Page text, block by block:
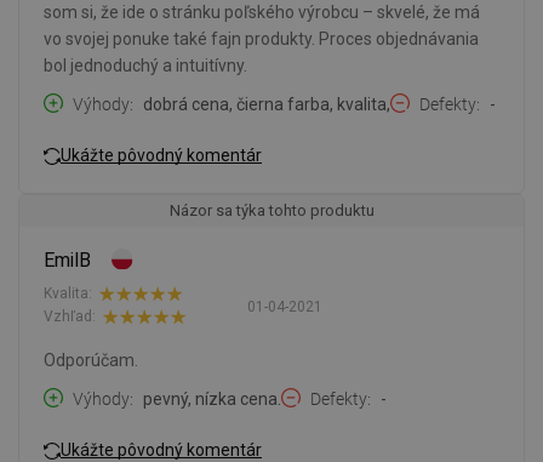
som si, že ide o stránku poľského výrobcu – skvelé, že má
vo svojej ponuke také fajn produkty. Proces objednávania
bol jednoduchý a intuitívny.
Výhody
dobrá cena, čierna farba, kvalita, Defekty -
Ukážte pôvodný komentár
Názor sa týka tohto produktu
EmilB
01-04-2021
Kvalita:
Vzhľad:
Odporúčam.
Výhody
pevný, nízka cena. Defekty -
Ukážte pôvodný komentár